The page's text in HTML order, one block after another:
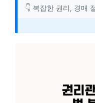
👇 복잡한 권리, 경매